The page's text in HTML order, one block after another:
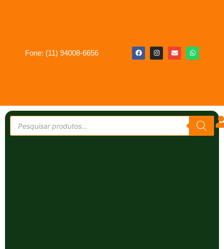
Fone: (11) 94008-6656